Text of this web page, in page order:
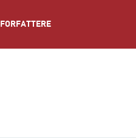
FORFATTERE